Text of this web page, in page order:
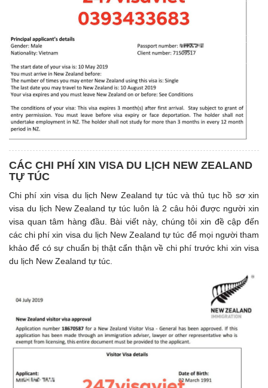
CÁC CHI PHÍ XIN VISA DU LỊCH NEW ZEALAND
TỰ TÚC
Chi phí xin visa du lịch New Zealand tự túc và thủ tục hồ sơ xin
visa du lịch New Zealand tự túc luôn là 2 câu hỏi được người xin
visa quan tâm hàng đầu. Bài viết này, chúng tôi xin đề cập đến
các chi phí xin visa du lịch New Zealand tự túc để mọi người tham
khảo để có sự chuẩn bị thật cẩn thận về chi phí trước khi xin visa
du lịch New Zealand tự túc.